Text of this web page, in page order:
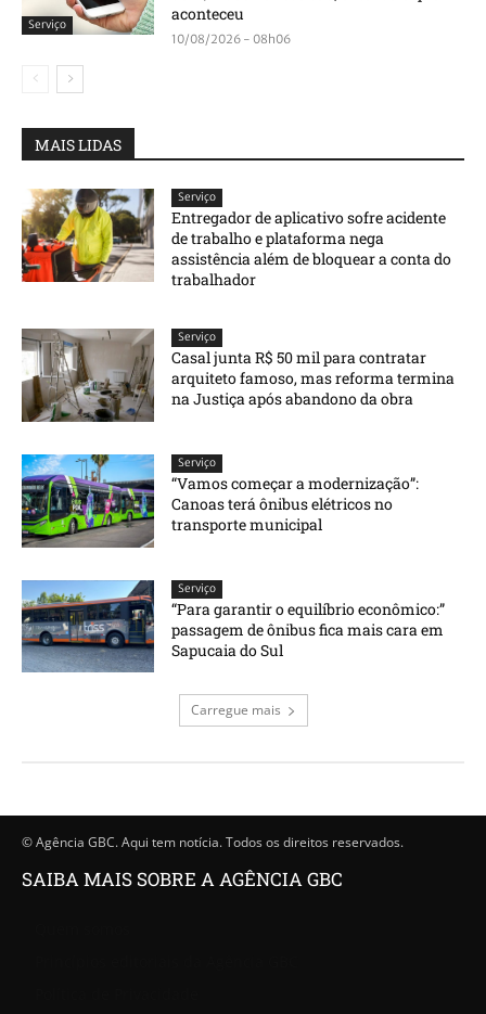
Serviço
aconteceu
10/08/2026 - 08h06
MAIS LIDAS
Serviço
Entregador de aplicativo sofre acidente
de trabalho e plataforma nega
assistência além de bloquear a conta do
trabalhador
Serviço
Casal junta R$ 50 mil para contratar
arquiteto famoso, mas reforma termina
na Justiça após abandono da obra
Serviço
“Vamos começar a modernização”:
Canoas terá ônibus elétricos no
transporte municipal
Serviço
“Para garantir o equilíbrio econômico:”
passagem de ônibus fica mais cara em
Sapucaia do Sul
Carregue mais
© Agência GBC. Aqui tem notícia. Todos os direitos reservados.
SAIBA MAIS SOBRE A AGÊNCIA GBC